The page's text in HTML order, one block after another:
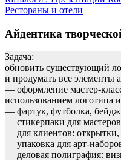
Рестораны и отели
Айдентика
Задача:
обновить существующий
и продумать все элементы
— оформление мастер-
использованием логотипа
— фартук, футболка,
— стикерпаки для
— для клиентов:
— упаковка для арт-
— деловая полиграфия: